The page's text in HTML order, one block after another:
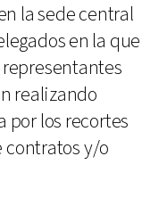
la sede central
en la que
realizando
por los recortes
contratos y/o